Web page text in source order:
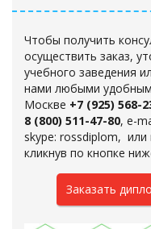
Чтобы получить
осуществить заказ,
учебного заведения
нами любыми
Москве +7 (925) 568-
8 (800) 511-47-80, e-
skype: rossdiplom, или
кликнув по кнопке
Заказать